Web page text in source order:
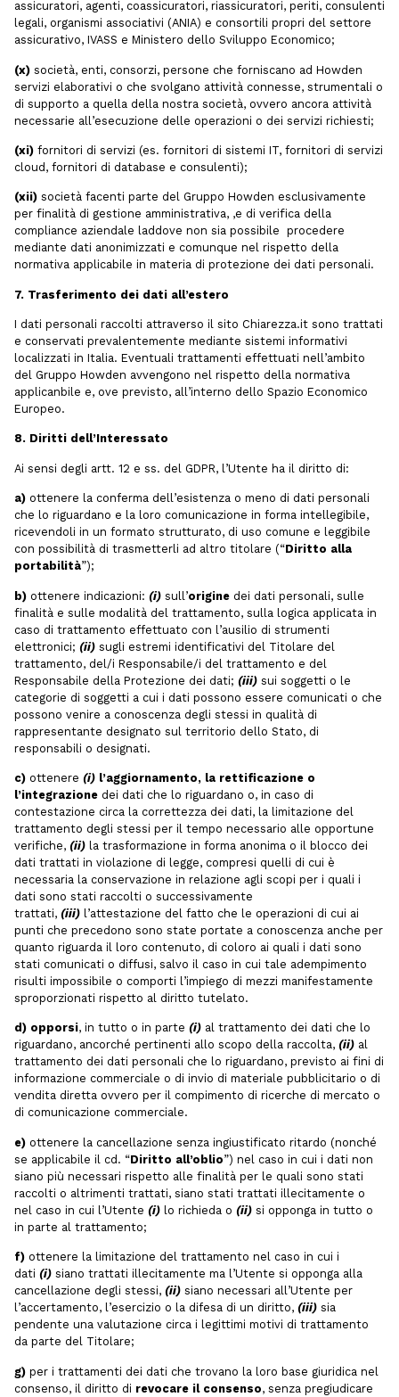
assicuratori, agenti, coassicuratori, riassicuratori, periti, consulenti
legali, organismi associativi (ANIA) e consortili propri del settore
assicurativo, IVASS e Ministero dello Sviluppo Economico;
(x) società, enti, consorzi, persone che forniscano ad Howden
servizi elaborativi o che svolgano attività connesse, strumentali o
di supporto a quella della nostra società, ovvero ancora attività
necessarie all’esecuzione delle operazioni o dei servizi richiesti;
(xi) fornitori di servizi (es. fornitori di sistemi IT, fornitori di servizi
cloud, fornitori di database e consulenti);
(xii) società facenti parte del Gruppo Howden esclusivamente
per finalità di gestione amministrativa, ,e di verifica della
compliance aziendale laddove non sia possibile procedere
mediante dati anonimizzati e comunque nel rispetto della
normativa applicabile in materia di protezione dei dati personali.
7. Trasferimento dei dati all’estero
I dati personali raccolti attraverso il sito Chiarezza.it sono trattati
e conservati prevalentemente mediante sistemi informativi
localizzati in Italia. Eventuali trattamenti effettuati nell’ambito
del Gruppo Howden avvengono nel rispetto della normativa
applicanbile e, ove previsto, all’interno dello Spazio Economico
Europeo.
8. Diritti dell’Interessato
Ai sensi degli artt. 12 e ss. del GDPR, l’Utente ha il diritto di:
a) ottenere la conferma dell’esistenza o meno di dati personali
che lo riguardano e la loro comunicazione in forma intellegibile,
ricevendoli in un formato strutturato, di uso comune e leggibile
con possibilità di trasmetterli ad altro titolare (“Diritto alla
portabilità”);
b) ottenere indicazioni: (i) sull’origine dei dati personali, sulle
finalità e sulle modalità del trattamento, sulla logica applicata in
caso di trattamento effettuato con l’ausilio di strumenti
elettronici; (ii) sugli estremi identificativi del Titolare del
trattamento, del/i Responsabile/i del trattamento e del
Responsabile della Protezione dei dati; (iii) sui soggetti o le
categorie di soggetti a cui i dati possono essere comunicati o che
possono venire a conoscenza degli stessi in qualità di
rappresentante designato sul territorio dello Stato, di
responsabili o designati.
c) ottenere (i) l’aggiornamento, la rettificazione o
l’integrazione dei dati che lo riguardano o, in caso di
contestazione circa la correttezza dei dati, la limitazione del
trattamento degli stessi per il tempo necessario alle opportune
verifiche, (ii) la trasformazione in forma anonima o il blocco dei
dati trattati in violazione di legge, compresi quelli di cui è
necessaria la conservazione in relazione agli scopi per i quali i
dati sono stati raccolti o successivamente
trattati, (iii) l’attestazione del fatto che le operazioni di cui ai
punti che precedono sono state portate a conoscenza anche per
quanto riguarda il loro contenuto, di coloro ai quali i dati sono
stati comunicati o diffusi, salvo il caso in cui tale adempimento
risulti impossibile o comporti l’impiego di mezzi manifestamente
sproporzionati rispetto al diritto tutelato.
d) opporsi, in tutto o in parte (i) al trattamento dei dati che lo
riguardano, ancorché pertinenti allo scopo della raccolta, (ii) al
trattamento dei dati personali che lo riguardano, previsto ai fini di
informazione commerciale o di invio di materiale pubblicitario o di
vendita diretta ovvero per il compimento di ricerche di mercato o
di comunicazione commerciale.
e) ottenere la cancellazione senza ingiustificato ritardo (nonché
se applicabile il cd. “Diritto all’oblio”) nel caso in cui i dati non
siano più necessari rispetto alle finalità per le quali sono stati
raccolti o altrimenti trattati, siano stati trattati illecitamente o
nel caso in cui l’Utente (i) lo richieda o (ii) si opponga in tutto o
in parte al trattamento;
f) ottenere la limitazione del trattamento nel caso in cui i
dati (i) siano trattati illecitamente ma l’Utente si opponga alla
cancellazione degli stessi, (ii) siano necessari all’Utente per
l’accertamento, l’esercizio o la difesa di un diritto, (iii) sia
pendente una valutazione circa i legittimi motivi di trattamento
da parte del Titolare;
g) per i trattamenti dei dati che trovano la loro base giuridica nel
consenso, il diritto di revocare il consenso, senza pregiudicare